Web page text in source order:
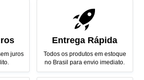
juros
Entrega Rápida
Todos os produtos em estoque
no Brasil para envio imediato.